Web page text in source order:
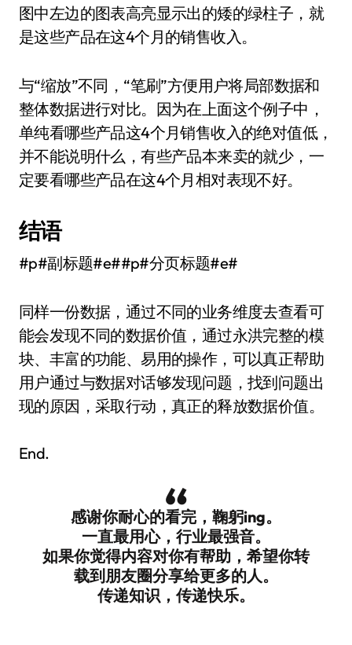
图中左边的图表高亮显示出的矮的绿柱子，就
是这些产品在这4个月的销售收入。
与“缩放”不同，“笔刷”方便用户将局部数据和
整体数据进行对比。因为在上面这个例子中，
单纯看哪些产品这4个月销售收入的绝对值低，
并不能说明什么，有些产品本来卖的就少，一
定要看哪些产品在这4个月相对表现不好。
结语
#p#副标题#e##p#分页标题#e#
同样一份数据，通过不同的业务维度去查看可
能会发现不同的数据价值，通过永洪完整的模
块、丰富的功能、易用的操作，可以真正帮助
用户通过与数据对话够发现问题，找到问题出
现的原因，采取行动，真正的释放数据价值。
End.
“
感谢你耐心的看完，鞠躬ing。
一直最用心，行业最强音。
如果你觉得内容对你有帮助，希望你转
载到朋友圈分享给更多的人。
传递知识，传递快乐。